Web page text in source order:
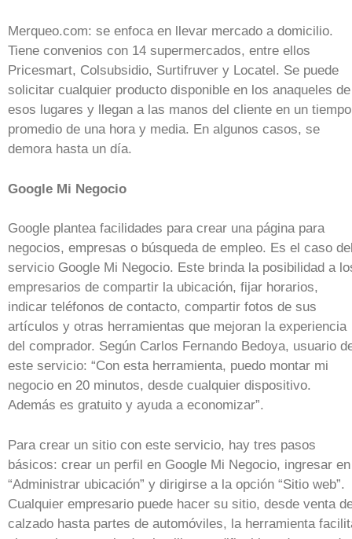
Merqueo.com: se enfoca en llevar mercado a domicilio.
Tiene convenios con 14 supermercados, entre ellos
Pricesmart, Colsubsidio, Surtifruver y Locatel. Se puede
solicitar cualquier producto disponible en los anaqueles de
esos lugares y llegan a las manos del cliente en un tiempo
promedio de una hora y media. En algunos casos, se
demora hasta un día.
Google Mi Negocio
Google plantea facilidades para crear una página para
negocios, empresas o búsqueda de empleo. Es el caso
servicio Google Mi Negocio. Este brinda la posibilidad a
empresarios de compartir la ubicación, fijar horarios,
indicar teléfonos de contacto, compartir fotos de sus
artículos y otras herramientas que mejoran la experiencia
del comprador. Según Carlos Fernando Bedoya, usuario
este servicio: “Con esta herramienta, puedo montar mi
negocio en 20 minutos, desde cualquier dispositivo.
Además es gratuito y ayuda a economizar”.
Para crear un sitio con este servicio, hay tres pasos
básicos: crear un perfil en Google Mi Negocio, ingresar en
“Administrar ubicación” y dirigirse a la opción “Sitio web”.
Cualquier empresario puede hacer su sitio, desde venta
calzado hasta partes de automóviles, la herramienta